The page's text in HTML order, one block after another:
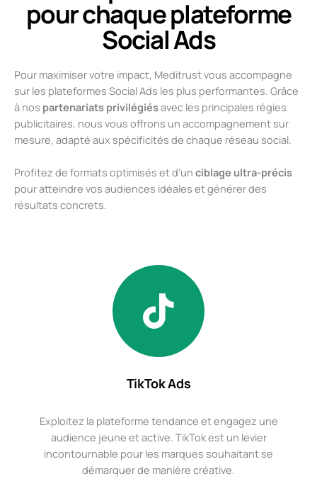
pour chaque plateforme
Social Ads
Pour maximiser votre impact, Meditrust vous accompagne
sur les plateformes Social Ads les plus performantes. Grâce
à nos partenariats privilégiésavec les principales régies
publicitaires, nous vous offrons un accompagnement sur
mesure, adapté aux spécificités de chaque réseau social.
Profitez de formats optimisés et d’un ciblage ultra-précis
pour atteindre vos audiences idéales et générer des
résultats concrets.
TikTok Ads
Exploitez la plateforme tendance et engagez une
audience jeune et active. TikTok est un levier
incontournable pour les marques souhaitant se
démarquer de manière créative.